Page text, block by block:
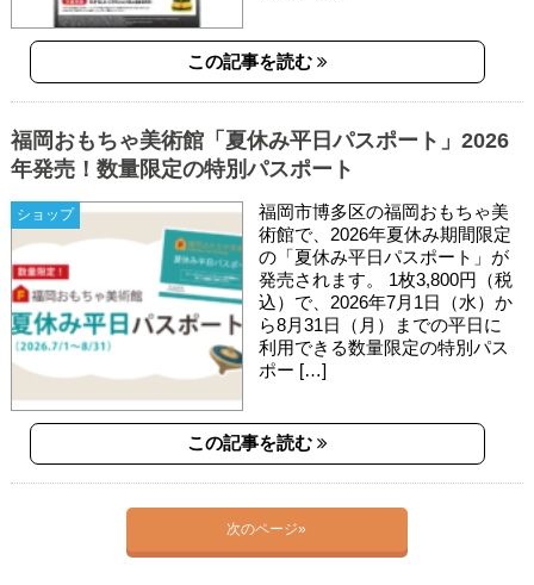
この記事を読む
ショップ
福岡おもちゃ美術館「夏休み平日パスポート」2026
年発売！数量限定の特別パスポート
福岡市博多区の福岡おもちゃ美
術館で、2026年夏休み期間限定
の「夏休み平日パスポート」が
発売されます。 1枚3,800円（税
込）で、2026年7月1日（水）か
ら8月31日（月）までの平日に
利用できる数量限定の特別パス
ポー […]
この記事を読む
次のページ»